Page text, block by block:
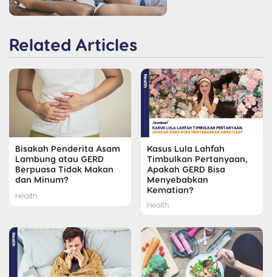
Related Articles
Bisakah Penderita Asam
Lambung atau GERD
Berpuasa Tidak Makan
dan Minum?
Health
Kasus Lula Lahfah
Timbulkan Pertanyaan,
Apakah GERD Bisa
Menyebabkan
Kematian?
Health